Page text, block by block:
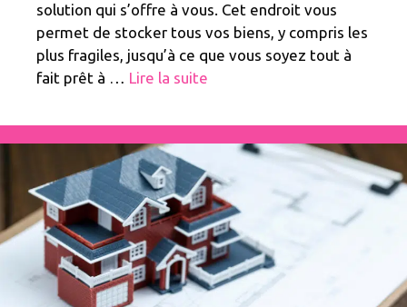
solution qui s’offre à vous. Cet endroit vous
permet de stocker tous vos biens, y compris les
plus fragiles, jusqu’à ce que vous soyez tout à
fait prêt à … Lire la suite